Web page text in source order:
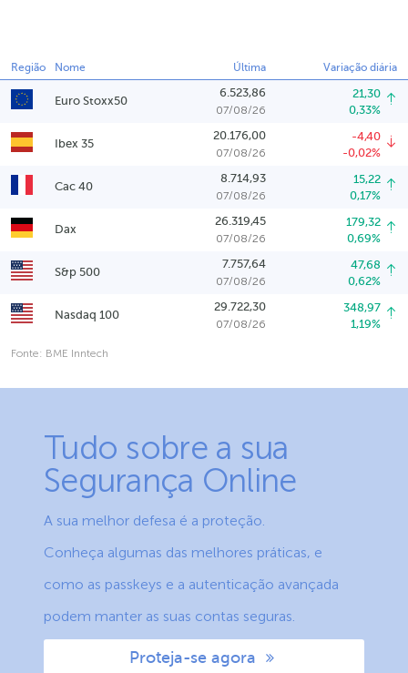
Tudo sobre a sua
Segurança Online
A sua melhor defesa é a proteção.
Conheça algumas das melhores práticas, e
como as passkeys e a autenticação avançada
podem manter as suas contas seguras.
Proteja-se agora